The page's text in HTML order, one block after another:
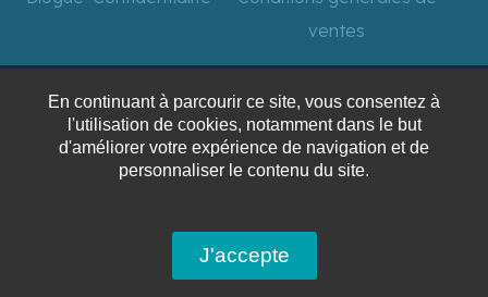
ventes
Copyright © 2025 Voyages
AquaTerra. Tous droits
En continuant à parcourir ce site, vous consentez à
l'utilisation de cookies, notamment dans le but
d'améliorer votre expérience de navigation et de
personnaliser le contenu du site.
J'accepte